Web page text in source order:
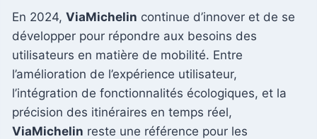
En 2024, ViaMichelin continue d’innover et de se
développer pour répondre aux besoins des
utilisateurs en matière de mobilité. Entre
l’amélioration de l’expérience utilisateur,
l’intégration de fonctionnalités écologiques, et la
précision des itinéraires en temps réel,
ViaMichelin reste une référence pour les